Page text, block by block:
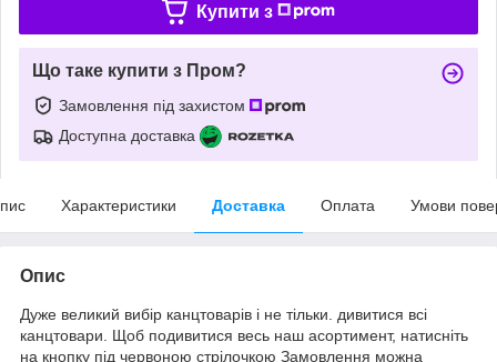
Купити з
Що таке купити з Пром?
Замовлення під захистом
Доступна доставка
Характеристики Доставка Оплата Умови
Опис
Дуже великий вибір канцтоварів і не тільки. дивитися всі
канцтовари. Щоб подивитися весь наш асортимент, натисніть
на кнопку під червоною стрілочкою Замовлення можна